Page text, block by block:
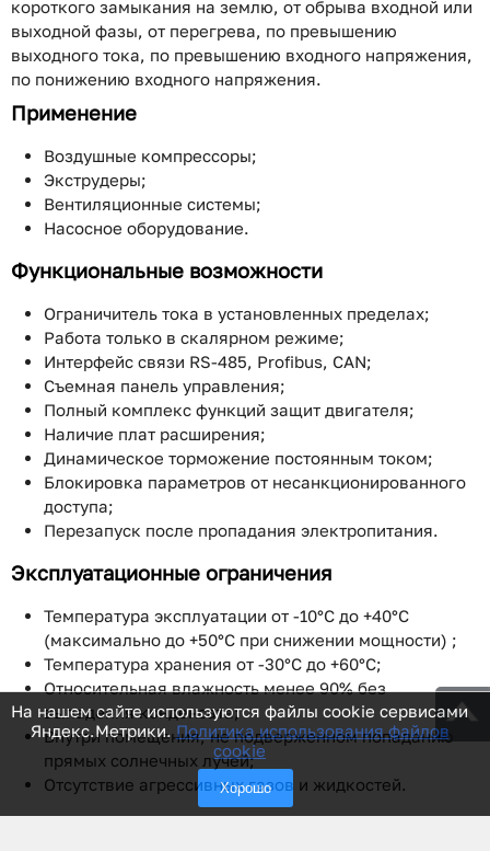
короткого замыкания на землю, от обрыва входной или
выходной фазы, от перегрева, по превышению
выходного тока, по превышению входного напряжения,
по понижению входного напряжения.
Применение
Воздушные компрессоры;
Экструдеры;
Вентиляционные системы;
Насосное оборудование.
Функциональные возможности
Ограничитель тока в установленных пределах;
Работа только в скалярном режиме;
Интерфейс связи RS-485, Profibus, CAN;
Съемная панель управления;
Полный комплекс функций защит двигателя;
Наличие плат расширения;
Динамическое торможение постоянным током;
Блокировка параметров от несанкционированного
доступа;
Перезапуск после пропадания электропитания.
Эксплуатационные ограничения
Температура эксплуатации от -10°C до +40°C
(максимально до +50°C при снижении мощности) ;
Температура хранения от -30°C до +60°C;
Относительная влажность менее 90% без
выпадения конденсата;
Внутри помещения, не подверженном попаданию
прямых солнечных лучей;
Отсутствие агрессивных газов и жидкостей.
На нашем сайте используются файлы cookie сервисами
Яндекс.Метрики. Политика использования файлов
cookie
Хорошо